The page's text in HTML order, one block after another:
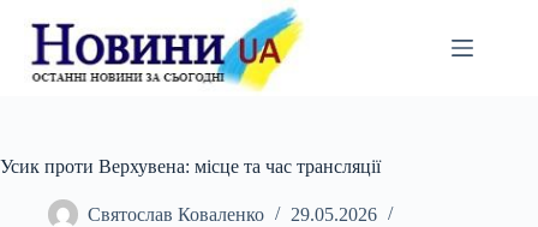
вмісту
Усик проти Верхувена: місце та час трансляції
Святослав Коваленко
29.05.2026